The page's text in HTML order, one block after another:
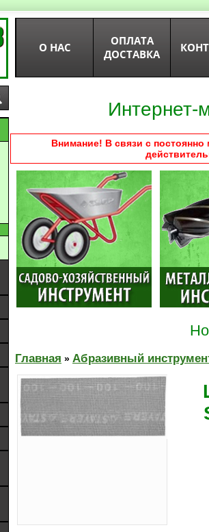
О НАС
ОПЛАТА
ДОСТАВКА
Интернет-
Внимание! В связи с
Главная » Абразивный